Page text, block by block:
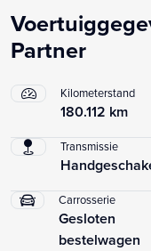
Partner
Kilometerstand
180.112 km
Transmissie
Carrosserie
Gesloten
bestelwagen